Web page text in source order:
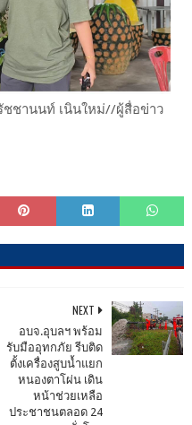
ชานนท์ เนินใหม่//ผู้สื่อข่าว
NEXT
อบจ.อุบลฯ พร้อม
รับมืออุทกภัย รีบติด
ตั้งเครื่องสูบน้ำแยก
หนองตาโผ่น เดิน
หน้าช่วยเหลือ
ประชาชนตลอด 24